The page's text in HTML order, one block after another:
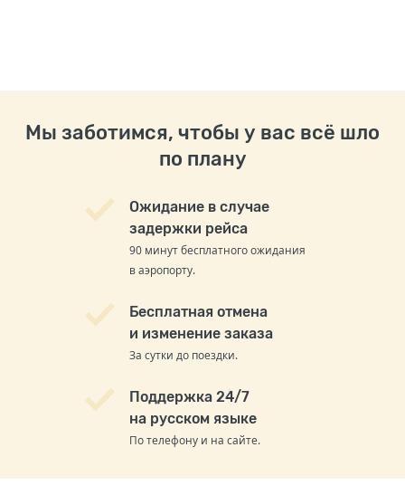
Мы заботимся, чтобы у вас всё шло
по плану
Ожидание в случае
задержки рейса
90 минут бесплатного ожидания
в аэропорту.
Бесплатная отмена
и изменение заказа
За сутки до поездки.
Поддержка 24/7
на русском языке
По телефону и на сайте.